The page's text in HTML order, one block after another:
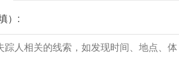
）: